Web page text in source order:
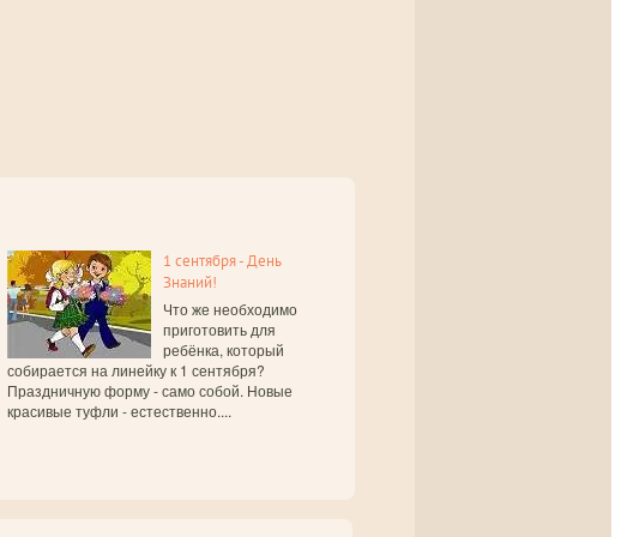
1 сентября - День
Знаний!
Что же необходимо
приготовить для
ребёнка, который
собирается на линейку к 1 сентября?
Праздничную форму - само собой. Новые
красивые туфли - естественно....